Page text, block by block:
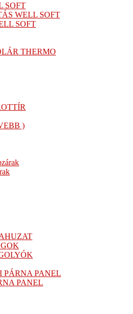
SOFT
WELL SOFT
SOFT
THERMO
)
PÁRNA PANEL
PANEL